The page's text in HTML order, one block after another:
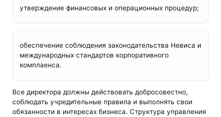
утверждение финансовых и операционных процедур;
обеспечение соблюдения законодательства Невиса и
международных стандартов корпоративного
комплаенса.
Все директора должны действовать добросовестно,
соблюдать учредительные правила и выполнять свои
обязанности в интересах бизнеса. Структура управления